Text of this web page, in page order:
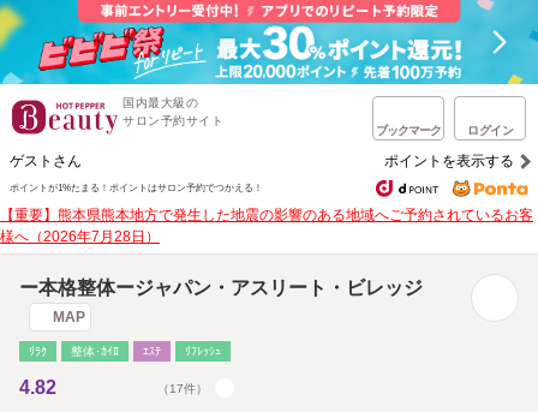
国内最大級の
サロン予約サイト
ブックマーク ログイン
ゲストさん ポイントを表示する
ポイントが1%たまる！ ポイントはサロン予約でつかえる！
【重要】熊本県熊本地方で発生した地震の影響のある地域へご予約されているお客
様へ（2026年7月28日）
ー本格整体ージャパン・アスリート・ビレッジ
MAP
ﾘﾗｸ 整体･ｶｲﾛ ｴｽﾃ ﾘﾌﾚｯｼｭ
4.82 （17件）